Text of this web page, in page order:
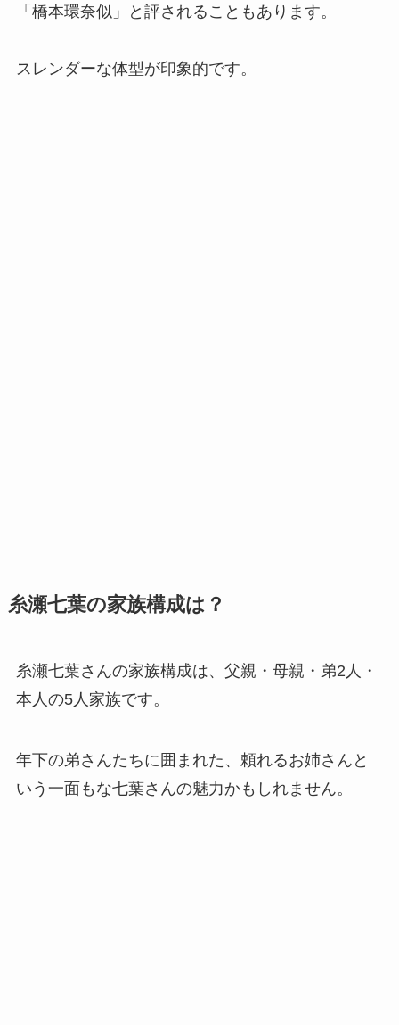
「橋本環奈似」と評されることもあります。
スレンダーな体型が印象的です。
糸瀬七葉の家族構成は？
糸瀬七葉さんの家族構成は、父親・母親・弟2人・
本人の5人家族です。
年下の弟さんたちに囲まれた、頼れるお姉さんと
いう一面もな七葉さんの魅力かもしれません。